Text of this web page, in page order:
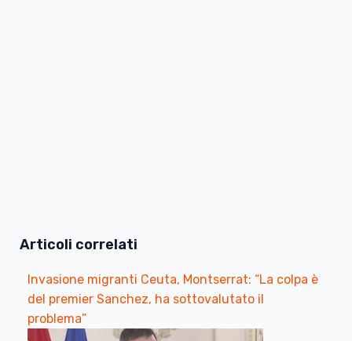
Articoli correlati
Invasione migranti Ceuta, Montserrat: “La colpa è
del premier Sanchez, ha sottovalutato il
problema”